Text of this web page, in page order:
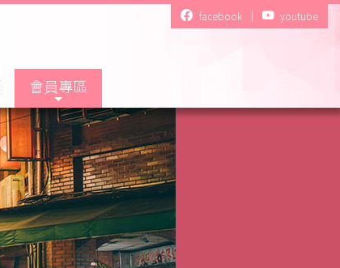
facebook youtube
會員專區